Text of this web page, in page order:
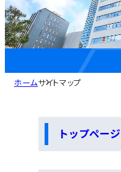
ホームサイトマップ
トップページ